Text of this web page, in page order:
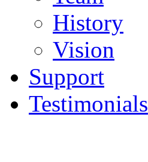
History
Vision
Support
Testimonials